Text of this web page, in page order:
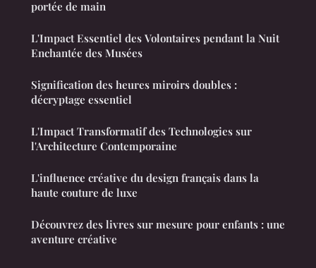
portée de main
L'Impact Essentiel des Volontaires pendant la Nuit
Enchantée des Musées
Signification des heures miroirs doubles :
décryptage essentiel
L'Impact Transformatif des Technologies sur
l'Architecture Contemporaine
L'influence créative du design français dans la
haute couture de luxe
Découvrez des livres sur mesure pour enfants : une
aventure créative